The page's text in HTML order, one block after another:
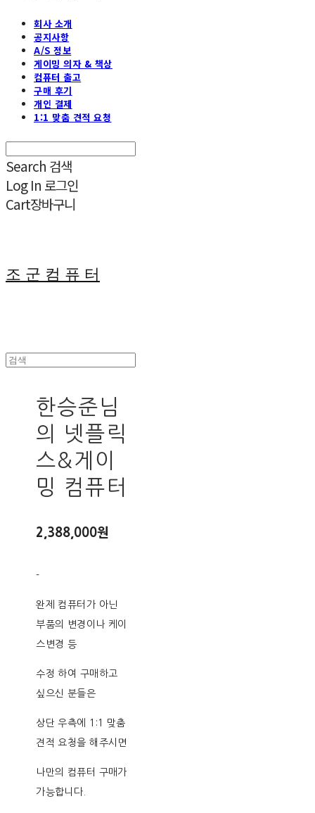
회사 소개
공지사항
A/S 정보
게이밍 의자 & 책상
컴퓨터 출고
구매 후기
개인 결제
1:1 맞춤 견적 요청
Search 검색
Log In 로그인
Cart장바구니
조 군 컴 퓨 터
한승준님
의 넷플릭
스&게이
밍 컴퓨터
2,388,000원
-
완제 컴퓨터가 아닌
부품의 변경이나 케이
스변경 등
수정 하여 구매하고
싶으신 분들은
상단 우측에 1:1 맞춤
견적 요청을 해주시면
나만의 컴퓨터 구매가
가능합니다.